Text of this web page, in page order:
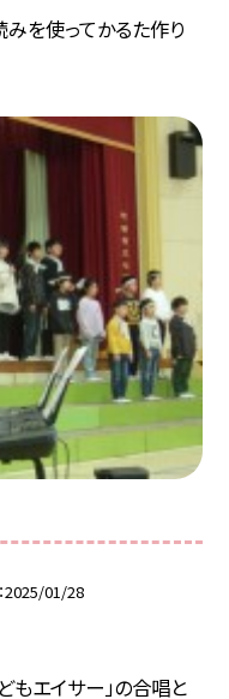
を使ってかるた作り
2025/01/28
もエイサー」の合唱と